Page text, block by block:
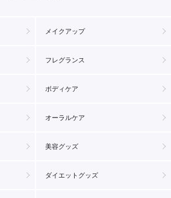
メイクアップ
フレグランス
ボディケア
オーラルケア
美容グッズ
ダイエットグッズ